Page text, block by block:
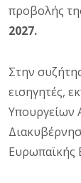
προβολής
2027.
Στην
εισηγητές,
Υπουργείων
Ευρωπαϊκής